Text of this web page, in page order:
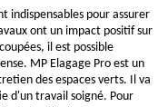
indispensables pour assurer
ont un impact positif sur
il est possible
MP Elagage Pro est un
des espaces verts. Il va
d'un travail soigné. Pour